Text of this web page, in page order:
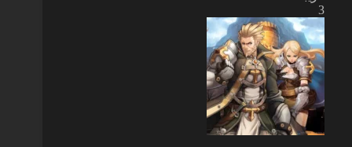
3